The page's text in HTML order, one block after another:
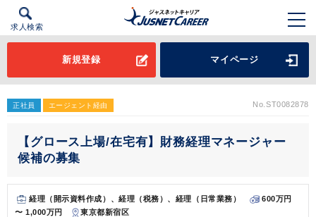
求人検索
新規登録 マイページ
正社員 エージェント経由 No.ST0082878
【グロース上場/在宅有】財務経理マネージャー
候補の募集
経理（開示資料作成）、経理（税務）、経理（日常業務）
600万円
〜 1,000万円
東京都新宿区